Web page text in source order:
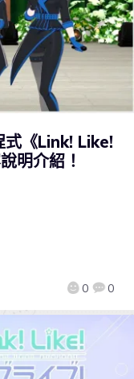
式《Link! Like!
明介紹！
0 0